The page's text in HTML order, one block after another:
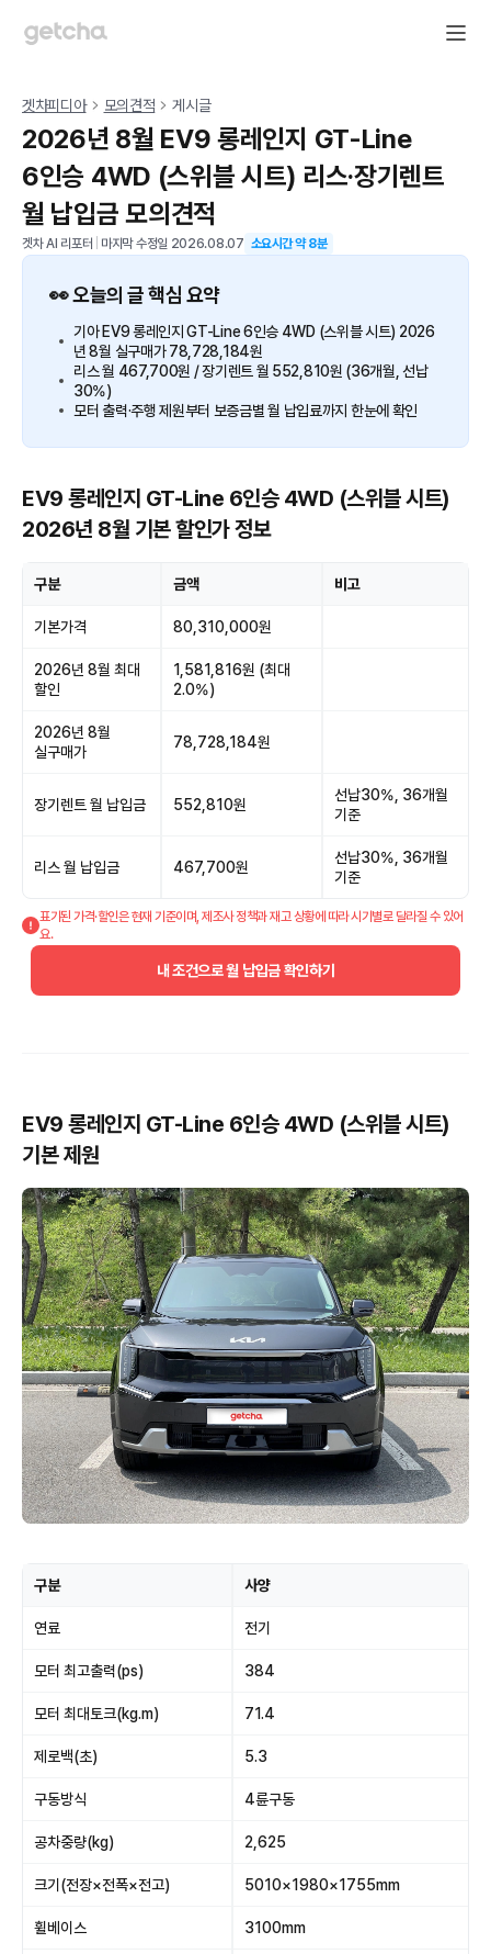
겟차피디아 모의견적 게시글
2026년 8월 EV9 롱레인지 GT-Line
6인승 4WD (스위블 시트) 리스·장기렌트
월 납입금 모의견적
겟차 AI 리포터 마지막 수정일 2026.08.07 소요시간 약8분
👀 오늘의 글 핵심 요약
기아 EV9 롱레인지 GT-Line 6인승 4WD (스위블 시트) 2026
년 8월 실구매가 78,728,184원
리스 월 467,700원 / 장기렌트 월 552,810원 (36개월, 선납
30%)
모터 출력·주행 제원부터 보증금별 월 납입료까지 한눈에 확인
EV9 롱레인지 GT-Line 6인승 4WD (스위블 시트)
2026년 8월 기본 할인가 정보
구분 금액 비고
기본가격 80,310,000원
2026년 8월 최대
할인
1,581,816원 (최대
2.0%)
2026년 8월
실구매가
78,728,184원
장기렌트 월 납입금 552,810원
선납30%, 36개월
기준
리스 월 납입금 467,700원
선납30%, 36개월
기준
표기된 가격·할인은 현재 기준이며, 제조사 정책과 재고 상황에 따라 시기별로 달라질 수 있어
요.
내 조건으로 월 납입금 확인하기
EV9 롱레인지 GT-Line 6인승 4WD (스위블 시트)
기본 제원
구분 사양
연료 전기
모터 최고출력(ps) 384
모터 최대토크(kg.m) 71.4
제로백(초) 5.3
구동방식 4륜구동
공차중량(kg) 2,625
크기(전장×전폭×전고) 5010×1980×1755mm
휠베이스 3100mm